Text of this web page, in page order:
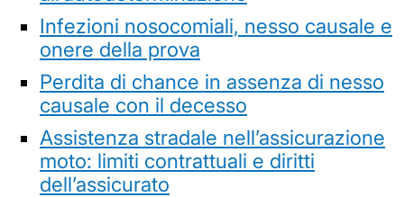
Infezioni nosocomiali, nesso causale e
onere della prova
Perdita di chance in assenza di nesso
causale con il decesso
Assistenza stradale nell’assicurazione
moto: limiti contrattuali e diritti
dell’assicurato